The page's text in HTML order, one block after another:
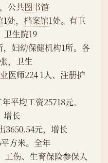
公共图书馆
1处， 档案馆1处。有卫
卫生院19
妇幼保健机构1所。各
，卫生
医师224 1人、注册护
增长
3650.54元，增长
方米。全年
工伤、生育保险参保人